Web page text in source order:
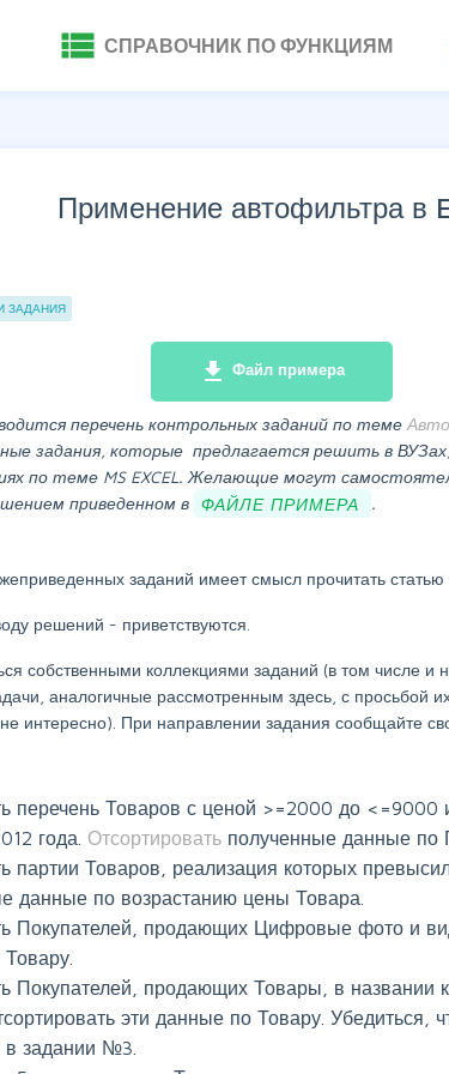
view_list СПРАВОЧНИК ПО ФУНКЦИЯМ
Применение автофильтра в
ЗАДАНИЯ
file_download Файл примера
перечень контрольных заданий по теме
задания, которые предлагается решить в
по теме MS EXCEL. Желающие могут
приведенном в ФАЙЛЕ ПРИМЕРА .
заданий имеет смысл прочитать статью
решений - приветствуются.
собственными коллекциями заданий (в том числе и
аналогичные рассмотренным здесь, с просьбой
интересно). При направлении задания сообщайте
перечень Товаров с ценой >=2000 до <=9000
года. Отсортировать полученные данные по
партии Товаров, реализация которых
данные по возрастанию цены Товара.
Покупателей, продающих Цифровые фото и
Покупателей, продающих Товары, в названии
эти данные по Товару. Убедиться,
в задании №3.